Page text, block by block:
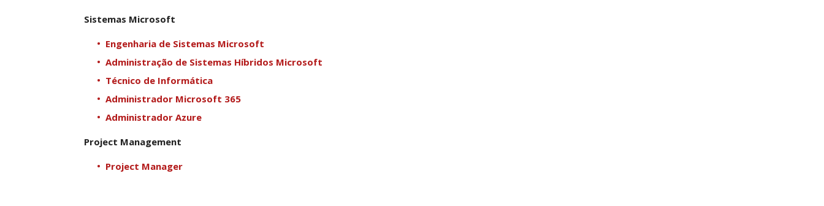
Sistemas Microsoft
Engenharia de Sistemas Microsoft
Administração de Sistemas Híbridos Microsoft
Técnico de Informática
Administrador Microsoft 365
Administrador Azure
Project Management
Project Manager